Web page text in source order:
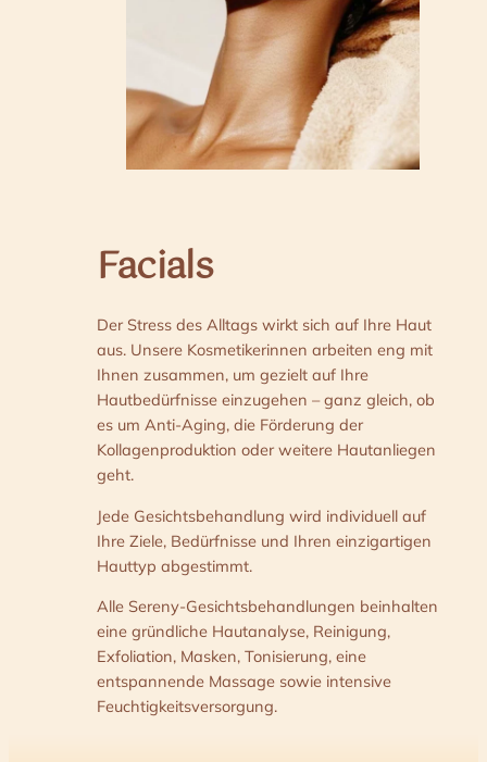
Facials
Der Stress des Alltags wirkt sich auf Ihre Haut
aus. Unsere Kosmetikerinnen arbeiten eng mit
Ihnen zusammen, um gezielt auf Ihre
Hautbedürfnisse einzugehen – ganz gleich, ob
es um Anti-Aging, die Förderung der
Kollagenproduktion oder weitere Hautanliegen
geht.
Jede Gesichtsbehandlung wird individuell auf
Ihre Ziele, Bedürfnisse und Ihren einzigartigen
Hauttyp abgestimmt.
Alle Sereny-Gesichtsbehandlungen beinhalten
eine gründliche Hautanalyse, Reinigung,
Exfoliation, Masken, Tonisierung, eine
entspannende Massage sowie intensive
Feuchtigkeitsversorgung.